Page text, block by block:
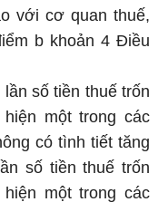
với cơ quan thuế,
b khoản 4 Điều
số tiền thuế trốn
một trong các
có tình tiết tăng
số tiền thuế trốn
một trong các